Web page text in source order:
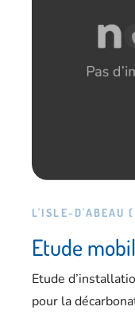
L'ISLE-D'ABEAU
Etude
Etude
pour la